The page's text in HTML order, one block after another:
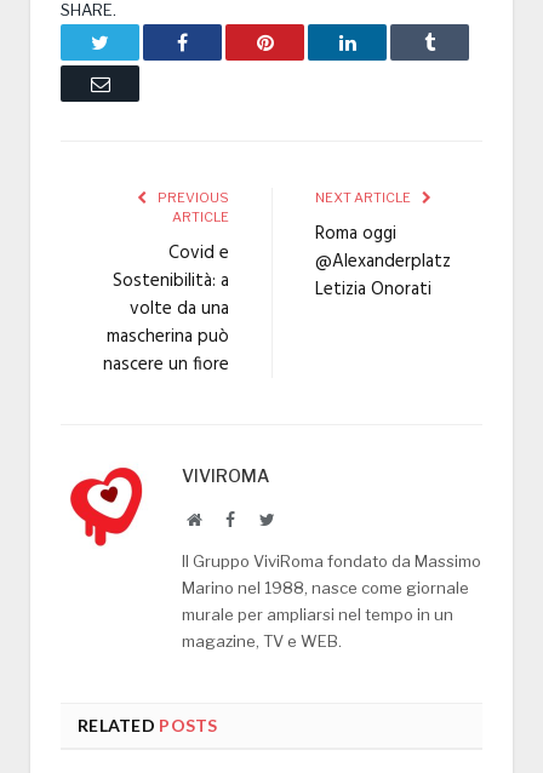
SHARE.
Facebook Pinterest LinkedIn Tumblr
Email
PREVIOUS
ARTICLE
Covid e
Sostenibilità: a
volte da una
mascherina può
nascere un fiore
NEXT ARTICLE
Roma oggi
@Alexanderplatz
Letizia Onorati
VIVIROMA
WebsiteFacebookTwitter
Il Gruppo ViviRoma fondato da Massimo
Marino nel 1988, nasce come giornale
murale per ampliarsi nel tempo in un
magazine, TV e WEB.
RELATED POSTS